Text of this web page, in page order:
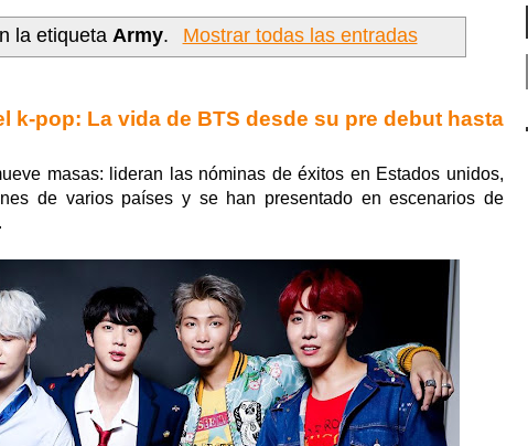
la etiquetaArmy. Mostrar todas las entradas
k-pop: La vida de BTS desde su pre debut hasta
masas: lideran las nóminas de éxitos en Estados unidos,
de varios países y se han presentado en escenarios de